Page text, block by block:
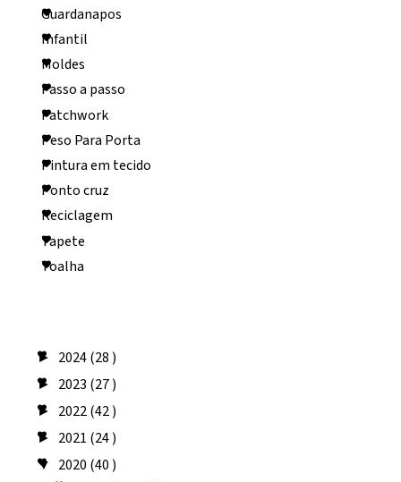
Guardanapos
Infantil
Moldes
Passo a passo
Patchwork
Peso Para Porta
Pintura em tecido
Ponto cruz
Reciclagem
Tapete
Toalha
► 2024(28 )
► 2023 (27 )
► 2022(42 )
► 2021 (24 )
▼ 2020 (40 )